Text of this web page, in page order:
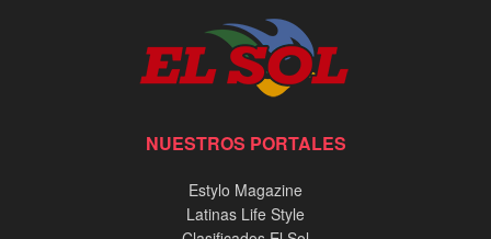
NUESTROS PORTALES
Estylo Magazine
Latinas Life Style